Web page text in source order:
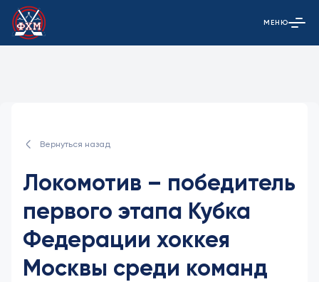
Открыть
МЕНЮ
Вернуться назад
Локомотив – победитель
первого этапа Кубка
Федерации хоккея
Москвы среди команд